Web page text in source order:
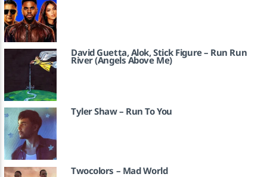
David Guetta, Alok, Stick Figure – Run Run
River (Angels Above Me)
Tyler Shaw – Run To You
Twocolors – Mad World